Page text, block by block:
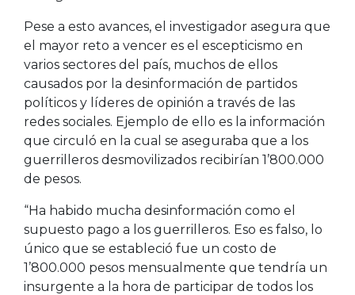
Pese a esto avances, el investigador asegura que
el mayor reto a vencer es el escepticismo en
varios sectores del país, muchos de ellos
causados por la desinformación de partidos
políticos y líderes de opinión a través de las
redes sociales. Ejemplo de ello es la información
que circuló en la cual se aseguraba que a los
guerrilleros desmovilizados recibirían 1’800.000
de pesos.
“Ha habido mucha desinformación como el
supuesto pago a los guerrilleros. Eso es falso, lo
único que se estableció fue un costo de
1’800.000 pesos mensualmente que tendría un
insurgente a la hora de participar de todos los